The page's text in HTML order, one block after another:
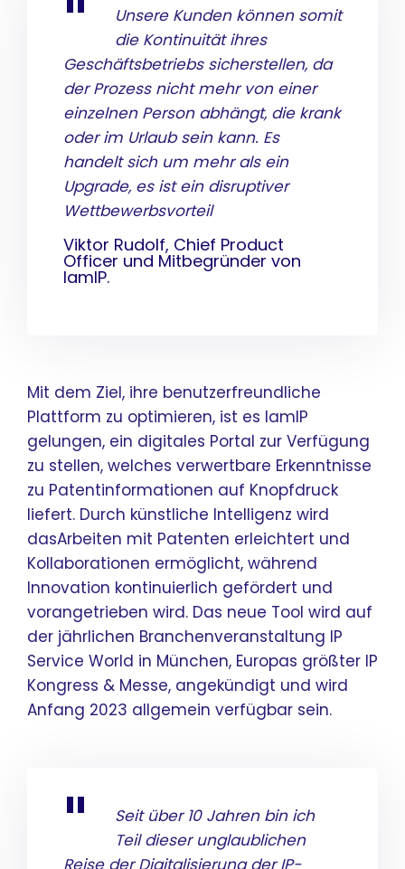
Unsere Kunden können somit
die Kontinuität ihres
Geschäftsbetriebs sicherstellen, da
der Prozess nicht mehr von einer
einzelnen Person abhängt, die krank
oder im Urlaub sein kann. Es
handelt sich um mehr als ein
Upgrade, es ist ein disruptiver
Wettbewerbsvorteil
Viktor Rudolf, Chief Product
Officer und Mitbegründer von
IamIP.
Mit dem Ziel, ihre benutzerfreundliche
Plattform zu optimieren, ist es IamIP
gelungen, ein digitales Portal zur Verfügung
zu stellen, welches verwertbare Erkenntnisse
zu Patentinformationen auf Knopfdruck
liefert. Durch künstliche Intelligenz wird
dasArbeiten mit Patenten erleichtert und
Kollaborationen ermöglicht, während
Innovation kontinuierlich gefördert und
vorangetrieben wird. Das neue Tool wird auf
der jährlichen Branchenveranstaltung IP
Service World in München, Europas größter IP
Kongress & Messe, angekündigt und wird
Anfang 2023 allgemein verfügbar sein.
Seit über 10 Jahren bin ich
Teil dieser unglaublichen
Reise der Digitalisierung der IP-